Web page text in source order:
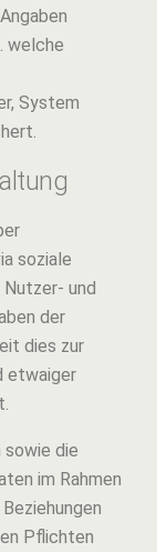
welche
System
soziale
und
der
dies zur
etwaiger
die
im Rahmen
Pflichten